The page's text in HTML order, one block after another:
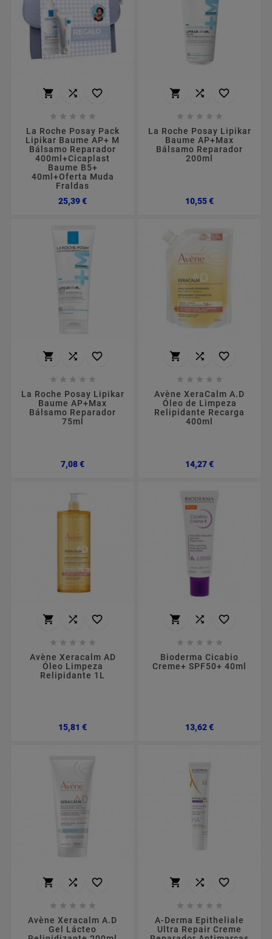
  
    
La Roche Posay Pack
Lipikar Baume AP+ M
Bálsamo Reparador
400ml+Cicaplast
Baume B5+
40ml+Oferta Muda
Fraldas
25,39 €Preço
  
    
La Roche Posay Lipikar
Baume AP+Max
Bálsamo Reparador
200ml
10,55 €Preço
  
    
La Roche Posay Lipikar
Baume AP+Max
Bálsamo Reparador
75ml
7,08 €Preço
  
    
Avène XeraCalm A.D
Óleo de Limpeza
Relipidante Recarga
400ml
14,27 €Preço
  
    
Avène Xeracalm AD
Óleo Limpeza
Relipidante 1L
15,81 €Preço
  
    
Bioderma Cicabio
Creme+ SPF50+ 40ml
13,62 €Preço
  
    
Avène Xeracalm A.D
Gel Lácteo
  
    
A-Derma Epitheliale
Ultra Repair Creme